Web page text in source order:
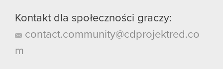
Kontakt dla społeczności graczy:
contact.community@cdprojektred.co
m